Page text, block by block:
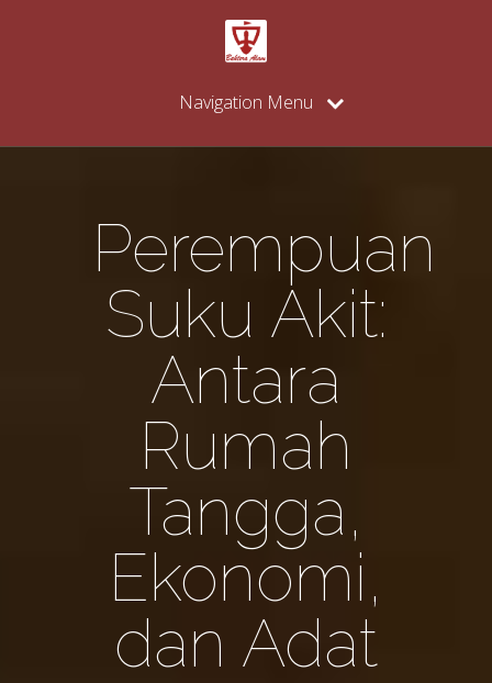
Navigation Menu
Perempuan
Suku Akit:
Antara
Rumah
Tangga,
Ekonomi,
dan Adat